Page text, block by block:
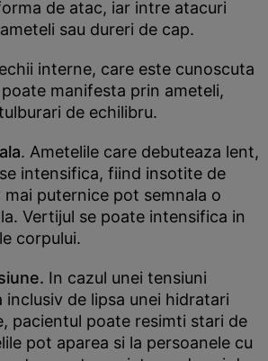
de atac, iar intre atacuri
sau dureri de cap.
interne, care este cunoscuta
poate manifesta prin ameteli,
de echilibru.
. Ametelile care debuteaza lent,
intensifica, fiind insotite de
puternice pot semnala o
Vertijul se poate intensifica in
corpului.
In cazul unei tensiuni
inclusiv de lipsa unei hidratari
pacientul poate resimti stari de
pot aparea si la persoanele cu